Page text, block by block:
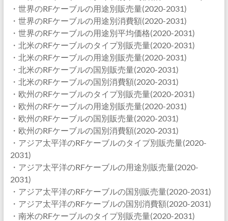
・世界のRFケーブルの用途別販売量(2020-2031)
・世界のRFケーブルの用途別消費額(2020-2031)
・世界のRFケーブルの用途別平均価格(2020-2031)
・北米のRFケーブルのタイプ別販売量(2020-2031)
・北米のRFケーブルの用途別販売量(2020-2031)
・北米のRFケーブルの国別販売量(2020-2031)
・北米のRFケーブルの国別消費額(2020-2031)
・欧州のRFケーブルのタイプ別販売量(2020-2031)
・欧州のRFケーブルの用途別販売量(2020-2031)
・欧州のRFケーブルの国別販売量(2020-2031)
・欧州のRFケーブルの国別消費額(2020-2031)
・アジア太平洋のRFケーブルのタイプ別販売量(2020-
2031)
・アジア太平洋のRFケーブルの用途別販売量(2020-
2031)
・アジア太平洋のRFケーブルの国別販売量(2020-2031)
・アジア太平洋のRFケーブルの国別消費額(2020-2031)
・南米のRFケーブルのタイプ別販売量(2020-2031)